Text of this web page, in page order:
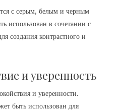
с серым, белым и черным
использован в сочетании с
создания контрастного и
и уверенность
и уверенности.
быть использован для